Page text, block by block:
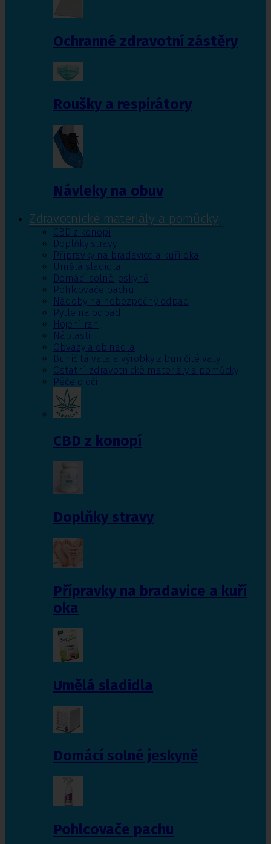
Ochranné zdravotní zástěry
Roušky a respirátory
Návleky na obuv
Zdravotnické materiály a pomůcky
CBD z konopí
Doplňky stravy
Přípravky na bradavice a kuří oka
Umělá sladidla
Domácí solné jeskyně
Pohlcovače pachu
Nádoby na nebezpečný odpad
Pytle na odpad
Hojení ran
Náplasti
Obvazy a obinadla
Buničitá vata a výrobky z buničité vaty
Ostatní zdravotnické materiály a pomůcky
Péče o oči
CBD z konopí
Doplňky stravy
Přípravky na bradavice a kuří
oka
Umělá sladidla
Domácí solné jeskyně
Pohlcovače pachu